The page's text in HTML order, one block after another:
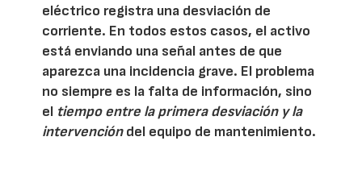
eléctrico registra una desviación de
corriente. En todos estos casos, el activo
está enviando una señal antes de que
aparezca una incidencia grave. El problema
no siempre es la falta de información, sino
el tiempo entre la primera desviación y la
intervencióndel equipo de mantenimiento.